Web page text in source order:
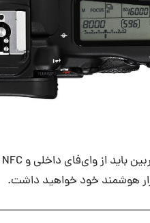
هوشمند خود خواهید داشت.